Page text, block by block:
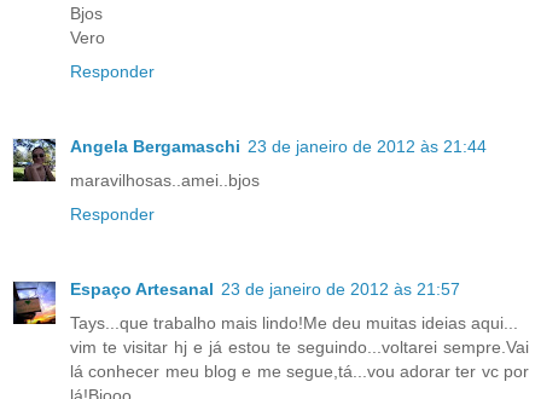
Bjos
Vero
Responder
Angela Bergamaschi 23 de janeiro de 2012 às 21:44
maravilhosas..amei..bjos
Responder
Espaço Artesanal 23 de janeiro de 2012 às 21:57
Tays...que trabalho mais lindo!Me deu muitas ideias aqui...
vim te visitar hj e já estou te seguindo...voltarei sempre.Vai
lá conhecer meu blog e me segue,tá...vou adorar ter vc por
lá!Bjooo